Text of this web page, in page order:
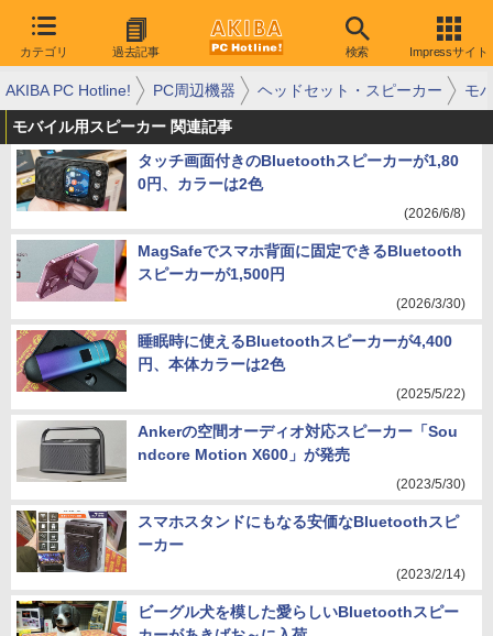
カテゴリ 過去記事 検索 Impressサイト
AKIBA PC Hotline! PC周辺機器 ヘッドセット・スピーカー モ
モバイル用スピーカー 関連記事
タッチ画面付きのBluetoothスピーカーが1,80
0円、カラーは2色
(2026/6/8)
MagSafeでスマホ背面に固定できるBluetooth
スピーカーが1,500円
(2026/3/30)
睡眠時に使えるBluetoothスピーカーが4,400
円、本体カラーは2色
(2025/5/22)
Ankerの空間オーディオ対応スピーカー「Sou
ndcore Motion X600」が発売
(2023/5/30)
スマホスタンドにもなる安価なBluetoothスピ
ーカー
(2023/2/14)
ビーグル犬を模した愛らしいBluetoothスピー